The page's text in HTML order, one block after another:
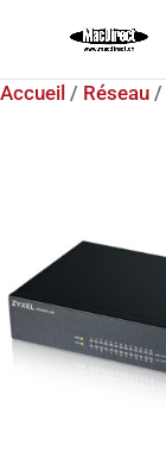
Accueil / Réseau /